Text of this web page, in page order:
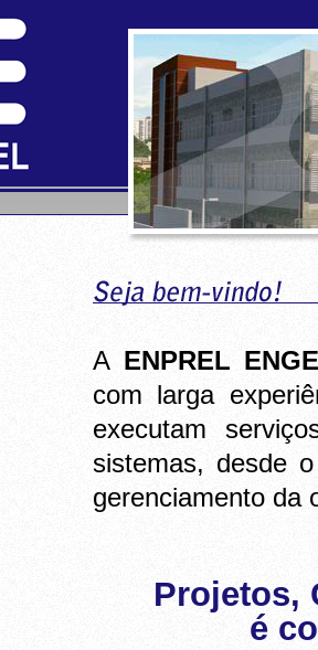
A ENPREL
com larga
executam
sistemas, desde
gerenciamento da
Projetos,
é